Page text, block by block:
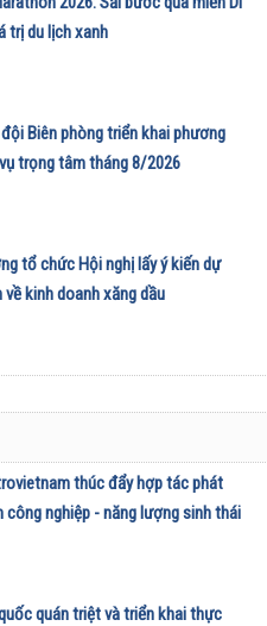
trị du lịch xanh
Biên phòng triển khai phương
trọng tâm tháng 8/2026
tổ chức Hội nghị lấy ý kiến dự
kinh doanh xăng dầu
thúc đẩy hợp tác phát
công nghiệp - năng lượng sinh thái
quán triệt và triển khai thực